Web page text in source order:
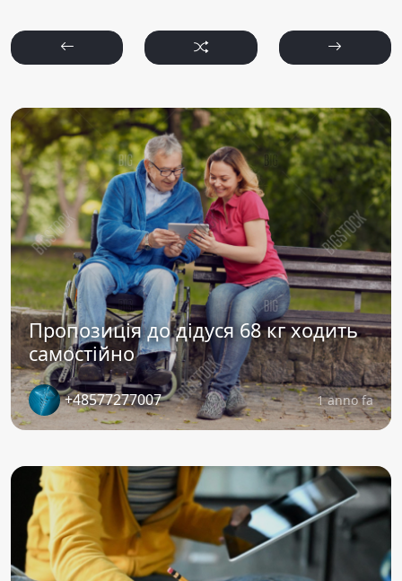
Пропозиція до дідуся 68 кг ходить
самостійно
+48577277007 1 anno fa